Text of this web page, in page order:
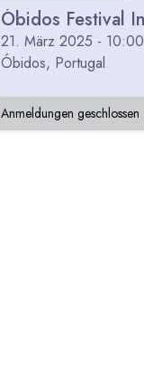
21. März 2025 - 10:00
Óbidos, Portugal
Anmeldungen geschlossen